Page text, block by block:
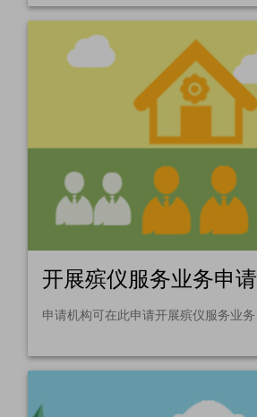
开展殡仪服务业务申请
申请机构可在此申请开展殡仪服务业务